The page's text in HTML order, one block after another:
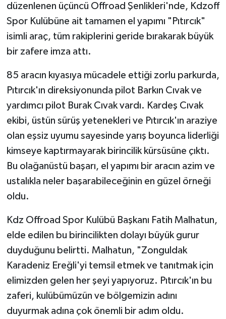
düzenlenen üçüncü Offroad Şenlikleri'nde, Kdzoff
Spor Kulübüne ait tamamen el yapımı "Pıtırcık"
isimli araç, tüm rakiplerini geride bırakarak büyük
bir zafere imza attı.
85 aracın kıyasıya mücadele ettiği zorlu parkurda,
Pıtırcık'ın direksiyonunda pilot Barkın Cıvak ve
yardımcı pilot Burak Cıvak vardı. Kardeş Cıvak
ekibi, üstün sürüş yetenekleri ve Pıtırcık'ın araziye
olan eşsiz uyumu sayesinde yarış boyunca liderliği
kimseye kaptırmayarak birincilik kürsüsüne çıktı.
Bu olağanüstü başarı, el yapımı bir aracın azim ve
ustalıkla neler başarabileceğinin en güzel örneği
oldu.
Kdz Offroad Spor Kulübü Başkanı Fatih Malhatun,
elde edilen bu birincilikten dolayı büyük gurur
duyduğunu belirtti. Malhatun, "Zonguldak
Karadeniz Ereğli'yi temsil etmek ve tanıtmak için
elimizden gelen her şeyi yapıyoruz. Pıtırcık'ın bu
zaferi, kulübümüzün ve bölgemizin adını
duyurmak adına çok önemli bir adım oldu.